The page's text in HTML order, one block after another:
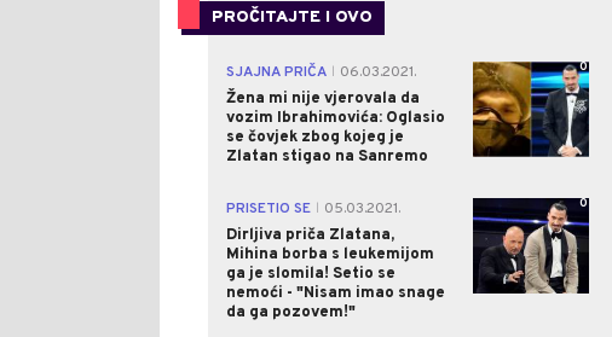
PROČITAJTE I OVO
SJAJNA PRIČA
06.03.2021.
Žena mi nije vjerovala da
vozim Ibrahimovića: Oglasio
se čovjek zbog kojeg je
Zlatan stigao na Sanremo
0
PRISETIO SE
05.03.2021.
Dirljiva priča Zlatana,
Mihina borba s leukemijom
ga je slomila! Setio se
nemoći - "Nisam imao snage
da ga pozovem!"
0